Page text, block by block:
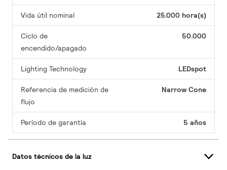
Vida útil nominal 25.000 hora(s)
Ciclo de
encendido/apagado
50.000
Lighting Technology LEDspot
Referencia de medición de
flujo
Narrow Cone
Período de garantía 5 años
Datos técnicos de la luz